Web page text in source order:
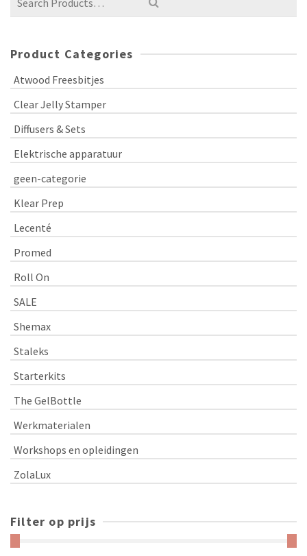
Product Categories
Atwood Freesbitjes
Clear Jelly Stamper
Diffusers & Sets
Elektrische apparatuur
geen-categorie
Klear Prep
Lecenté
Promed
Roll On
SALE
Shemax
Staleks
Starterkits
The GelBottle
Werkmaterialen
Workshops en opleidingen
ZolaLux
Filter op prijs